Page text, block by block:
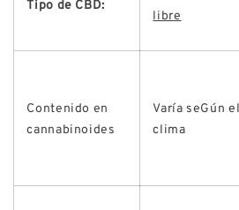
Tipo de CBD:
libre
Contenido en
cannabinoides
Varía seGún el
clima